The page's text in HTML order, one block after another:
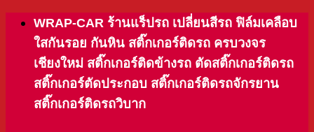
Skip
content
WRAP-CAR ร้านแร็ปรถ เปลี่ยนสีรถ ฟิล์มเคลือบ
ใสกันรอย กันหิน สติ๊กเกอร์ติดรถ ครบวงจร
เชียงใหม่ สติ๊กเกอร์ติดข้างรถ ตัดสติ๊กเกอร์ติดรถ
สติ๊กเกอร์ตัดประกอบ สติ๊กเกอร์ติดรถจักรยาน
สติ๊กเกอร์ติดรถวิบาก